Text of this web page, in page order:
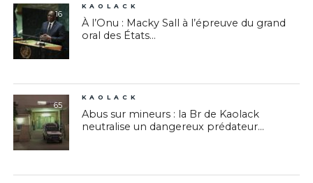
16
KAOLACK
À l’Onu : Macky Sall à l’épreuve du grand
oral des États...
65
KAOLACK
Abus sur mineurs : la Br de Kaolack
neutralise un dangereux prédateur...